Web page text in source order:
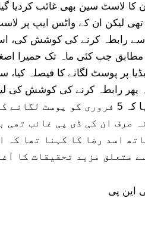
لاسٹ سین بھی غائب کردیا
سے رابطہ کرنے کی کوشش کی،
جب کئی ماہ تک حمیرا
پر پوسٹ لگانے کا فیصلہ
پر پوسٹ شیئر کردی۔انہوں نے کہا کہ
صرف ان کی ڈی پی غائب تھی
اسد رضا کا کہنا تھا کہ
متعلق مزید تحقیقات کا
این پی